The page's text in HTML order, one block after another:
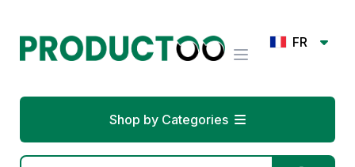
FR
Shop by Categories